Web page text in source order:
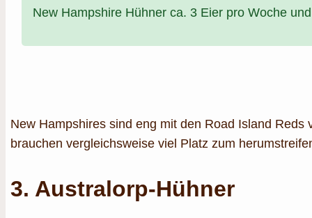
New Hampshire Hühner ca. 3 Eier pro Woche
New Hampshires sind eng mit den Road Island
brauchen vergleichsweise viel Platz zum
3. Australorp-Hühner